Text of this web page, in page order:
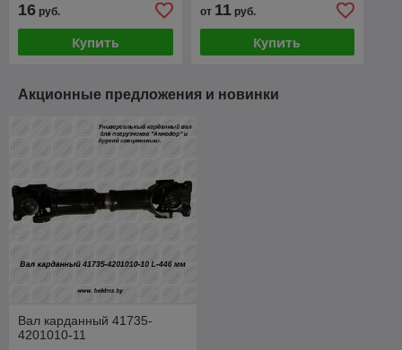
16 руб.
Купить
от 11руб.
Купить
Акционные предложения и новинки
Вал карданный 41735-
4201010-11